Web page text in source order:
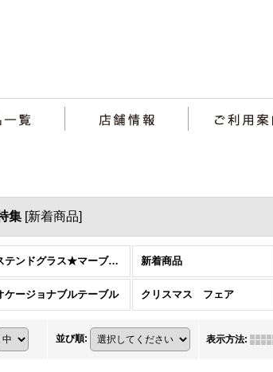
集 [新着商品]
ステンドグラス★マーブル特集 新着商品
ケージョナブルテーブル クリスマス フェア
並び順: 表示方法: